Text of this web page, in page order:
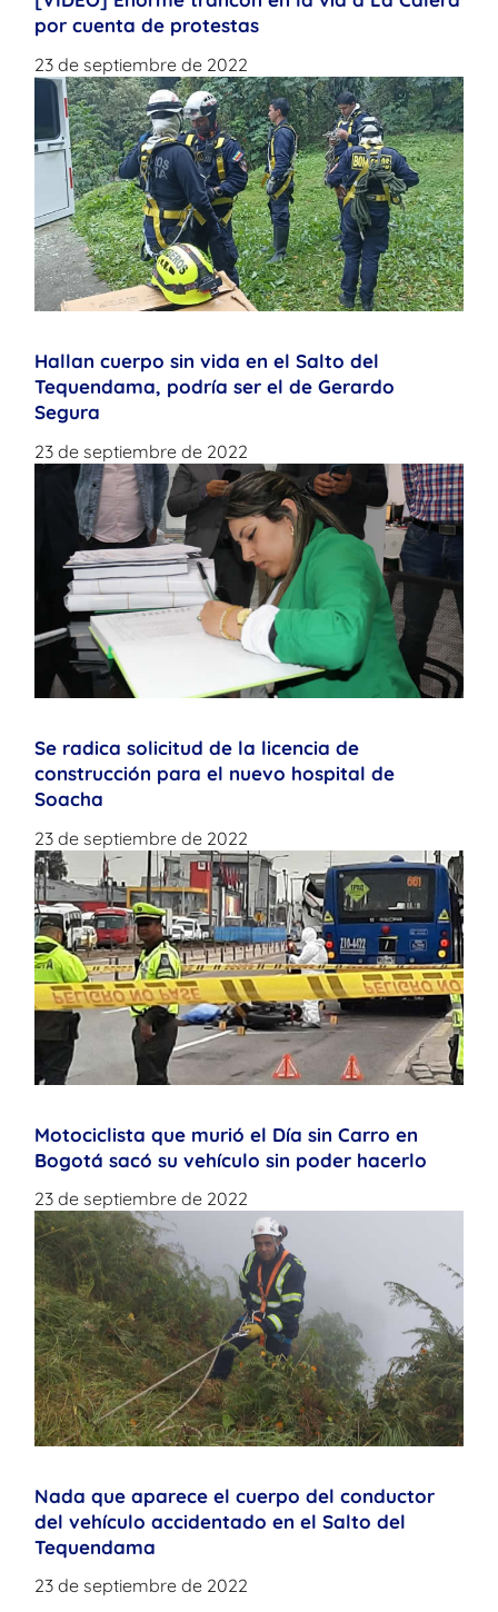
por cuenta de protestas
23 de septiembre de 2022
Hallan cuerpo sin vida en el Salto del
Tequendama, podría ser el de Gerardo
Segura
23 de septiembre de 2022
Se radica solicitud de la licencia de
construcción para el nuevo hospital de
Soacha
23 de septiembre de 2022
Motociclista que murió el Día sin Carro en
Bogotá sacó su vehículo sin poder hacerlo
23 de septiembre de 2022
Nada que aparece el cuerpo del conductor
del vehículo accidentado en el Salto del
Tequendama
23 de septiembre de 2022